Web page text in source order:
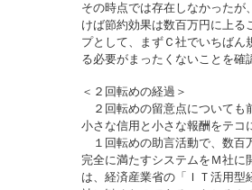
その時点では存在しなかった
けば節約効果は数百万円に上
プとして、まずＣ社でいちば
る必要がまったくないことを確
＜２回転めの経過＞
２回転めの留意点についても
小さな信用と小さな報酬をテコ
１回転めの助言活動で、数百
完全に満たすシステムをＭ社に
は、経済産業省の「ＩＴ活用